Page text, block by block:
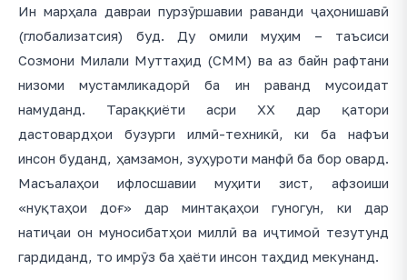
Ин марҳала давраи пурзӯршавии раванди ҷаҳонишавӣ
(глобализатсия) буд. Ду омили муҳим – таъсиси
Созмони Милали Муттаҳид (СММ) ва аз байн рафтани
низоми мустамликадорӣ ба ин раванд мусоидат
намуданд. Тараққиёти асри ХХ дар қатори
дастовардҳои бузурги илмӣ-техникӣ, ки ба нафъи
инсон буданд, ҳамзамон, зуҳуроти манфӣ ба бор овард.
Масъалаҳои ифлосшавии муҳити зист, афзоиши
«нуқтаҳои доғ» дар минтақаҳои гуногун, ки дар
натиҷаи он муносибатҳои миллӣ ва иҷтимоӣ тезутунд
гардиданд, то имрӯз ба ҳаёти инсон таҳдид мекунанд.